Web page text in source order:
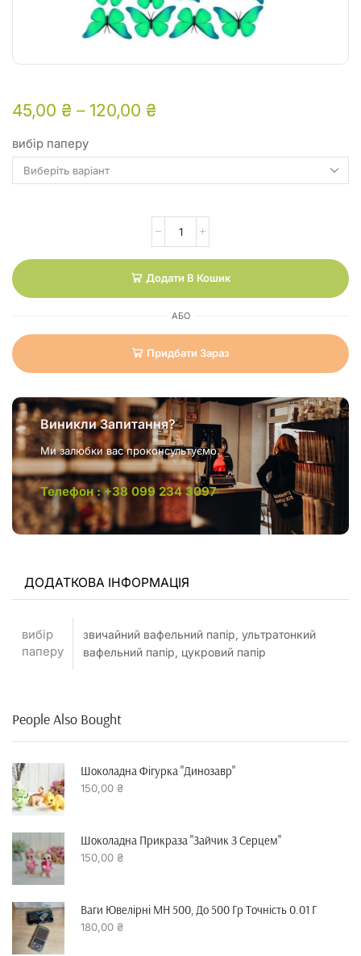
45,00 ₴ – 120,00 ₴
вибір паперу
Додати В Кошик
АБО
Придбати Зараз
Виникли Запитання?
Ми залюбки вас проконсультуємо.
Телефон : +38 099 234 3097
ДОДАТКОВА ІНФОРМАЦІЯ
вибір
паперу
звичайний вафельний папір, ультратонкий
вафельний папір, цукровий папір
People Also Bought
Шоколадна Фігурка "динозавр"
150,00 ₴
Шоколадна Прикраза "зайчик З Серцем"
150,00 ₴
Ваги Ювелірні MH 500, До 500 Гр Точність 0.01 Г
180,00 ₴